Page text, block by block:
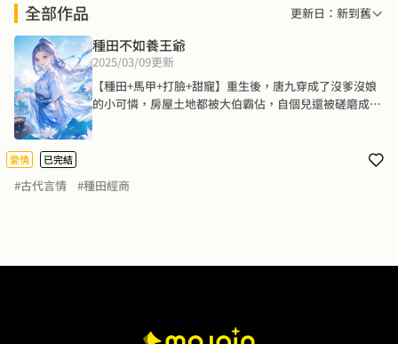
全部作品 更新日：新到舊
種田不如養王爺
2025/03/09更新
【種田+馬甲+打臉+甜寵】重生後，唐九穿成了沒爹沒娘
的小可憐，房屋土地都被大伯霸佔，自個兒還被磋磨成了
便撩個哪都順眼的農家漢子。啥？漢子就是差點就成了未
磨硬泡，馬甲剝了一件又一件。最後……唐久久看著面前
愛情 已完結
#古代言情 #種田經商